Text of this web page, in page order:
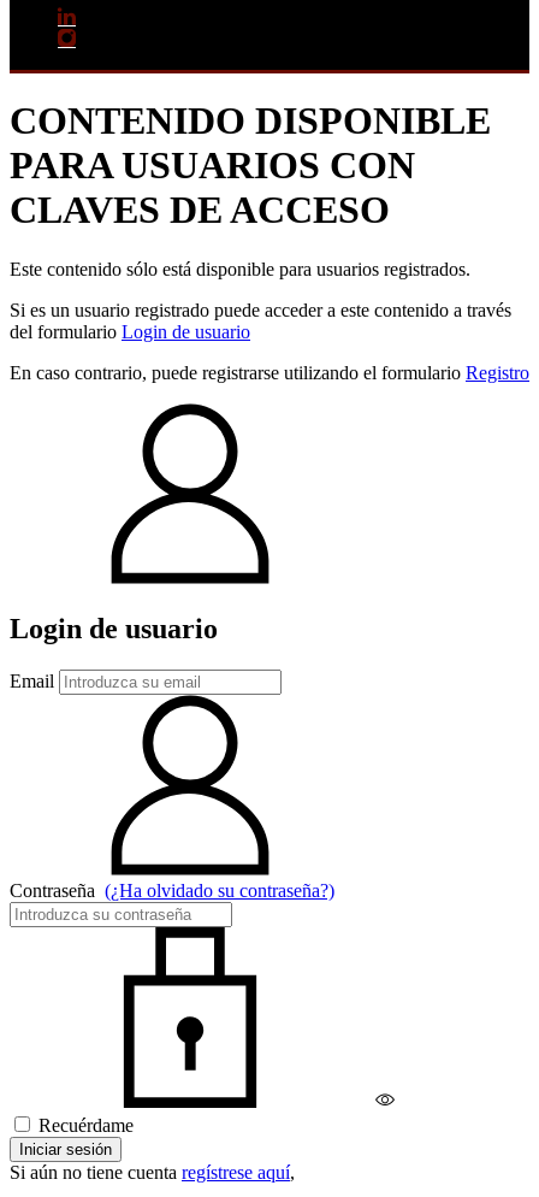
CONTENIDO DISPONIBLE
PARA USUARIOS CON
CLAVES DE ACCESO
Este contenido sólo está disponible para usuarios registrados.
Si es un usuario registrado puede acceder a este contenido a través
del formulario Login de usuario
En caso contrario, puede registrarse utilizando el formulario Registro
Login de usuario
Email
Contraseña (¿Ha olvidado su contraseña?)
Recuérdame
Iniciar sesión
Si aún no tiene cuenta regístrese aquí,